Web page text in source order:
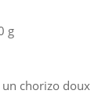
g
chorizo doux